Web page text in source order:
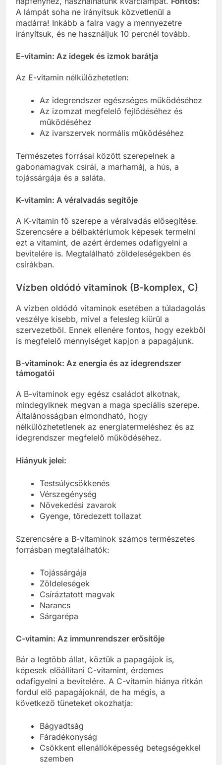
A lámpát soha ne irányítsuk közvetlenül a
madárra! Inkább a falra vagy a mennyezetre
irányítsuk, és ne használjuk 10 percnél tovább.
E-vitamin: Az idegek és izmok barátja
Az E-vitamin nélkülözhetetlen:
Az idegrendszer egészséges működéséhez
Az izomzat megfelelő fejlődéséhez és
működéséhez
Az ivarszervek normális működéséhez
Természetes forrásai között szerepelnek a
gabonamagvak csírái, a marhamáj, a hús, a
tojássárgája és a saláta.
K-vitamin: A véralvadás segítője
A K-vitamin fő szerepe a véralvadás elősegítése.
Szerencsére a bélbaktériumok képesek termelni
ezt a vitamint, de azért érdemes odafigyelni a
bevitelére is. Megtalálható zöldeleségekben és
csírákban.
Vízben oldódó vitaminok (B-komplex, C)
A vízben oldódó vitaminok esetében a túladagolás
veszélye kisebb, mivel a felesleg kiürül a
szervezetből. Ennek ellenére fontos, hogy ezekből
is megfelelő mennyiséget kapjon a papagájunk.
B-vitaminok: Az energia és az idegrendszer
támogatói
A B-vitaminok egy egész családot alkotnak,
mindegyiknek megvan a maga speciális szerepe.
Általánosságban elmondható, hogy
nélkülözhetetlenek az energiatermeléshez és az
idegrendszer megfelelő működéséhez.
Hiányuk jelei:
Testsúlycsökkenés
Vérszegénység
Növekedési zavarok
Gyenge, töredezett tollazat
Szerencsére a B-vitaminok számos természetes
forrásban megtalálhatók:
Tojássárgája
Zöldeleségek
Csíráztatott magvak
Narancs
Sárgarépa
C-vitamin: Az immunrendszer erősítője
Bár a legtöbb állat, köztük a papagájok is,
képesek előállítani C-vitamint, érdemes
odafigyelni a bevitelére. A C-vitamin hiánya ritkán
fordul elő papagájoknál, de ha mégis, a
következő tüneteket okozhatja:
Bágyadtság
Fáradékonyság
Csökkent ellenállóképesség betegségekkel
szemben